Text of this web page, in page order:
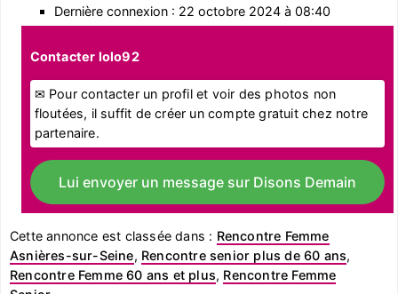
Dernière connexion : 22 octobre 2024 à 08:40
Contacter lolo92
✉ Pour contacter un profil et voir des photos non
floutées, il suffit de créer un compte gratuit chez notre
partenaire.
Lui envoyer un message sur Disons Demain
Cette annonce est classée dans : Rencontre Femme
Asnières-sur-Seine, Rencontre senior plus de 60 ans,
Rencontre Femme 60 ans et plus, Rencontre Femme